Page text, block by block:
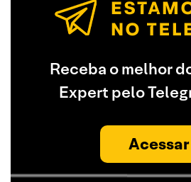
Receba o melhor
Expert pelo
Acessar